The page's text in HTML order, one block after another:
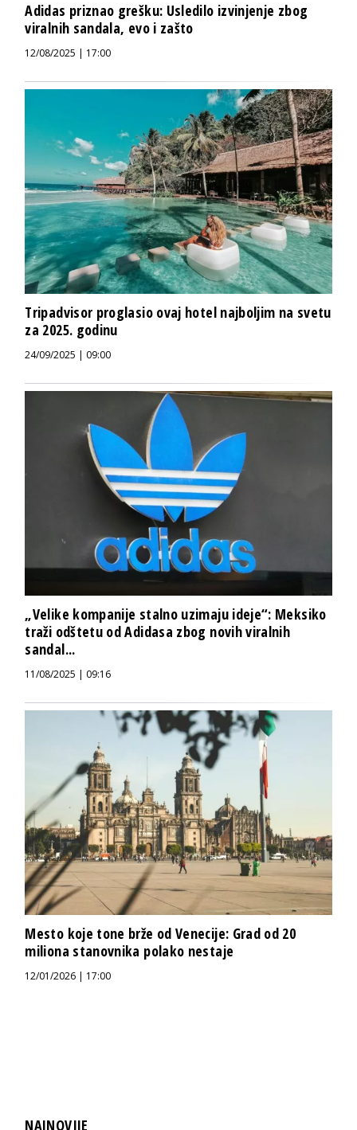
Adidas priznao grešku: Usledilo izvinjenje zbog
viralnih sandala, evo i zašto
12/08/2025 | 17:00
Tripadvisor proglasio ovaj hotel najboljim na svetu
za 2025. godinu
24/09/2025 | 09:00
„Velike kompanije stalno uzimaju ideje“: Meksiko
traži odštetu od Adidasa zbog novih viralnih
sandal...
11/08/2025 | 09:16
Mesto koje tone brže od Venecije: Grad od 20
miliona stanovnika polako nestaje
12/01/2026 | 17:00
NAJNOVIJE